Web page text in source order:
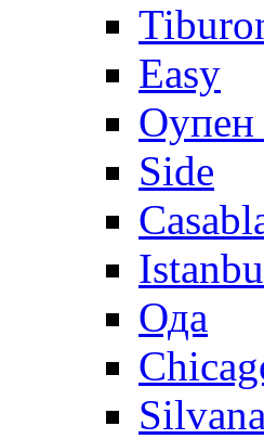
Easy
Оупен
Side
Ода
Silvana